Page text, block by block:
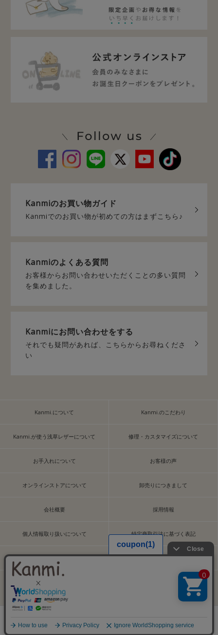
会員登録
Kanmiのお買い物ガイド
Kanmiでのお買い物が初めての方はまずこちら♪
Kanmiのよくある質問
お客様からお問い合わせいただく ことの多い質問
を集めました。
Kanmiにお問い合わせをする
それでも疑問があれば、 こちらからお尋ねくださ
い
Kanmi.について Kanmi.のこだわり
Kanmi.が使う浅草レザーについて 修理・カスタマイズについて
お手入れについて お客様の声
オンラインストアについて 卸売りにつきまして
会社概要 採用情報
個人情報取り扱いについて 特定商取引法に基づく表記
サイト利用規約 コンテンツポリシー
copyright 2019©️Kanmi. All RIghts Reserved.